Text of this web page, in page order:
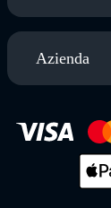
Azienda